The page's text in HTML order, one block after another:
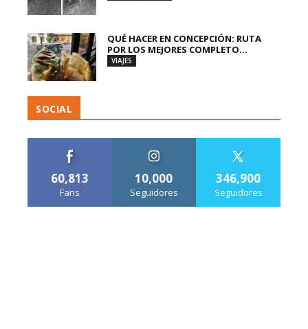
QUÉ HACER EN CONCEPCIÓN: RUTA
POR LOS MEJORES COMPLETO...
VIAJES
SOCIAL
60,813
Fans
10,000
Seguidores
346,900
Seguidores